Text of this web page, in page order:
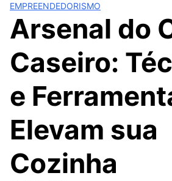
EMPREENDEDORISMO
Arsenal do
Caseiro:
e
Elevam sua
Cozinha